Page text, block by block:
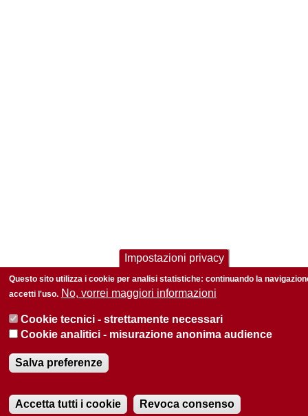
Impostazioni privacy
Questo sito utilizza i cookie per analisi statistiche: continuando la
accetti l'uso. No, vorrei maggiori informazioni
Cookie tecnici - strettamente necessari
Cookie analitici - misurazione anonima audience
Salva preferenze
Accetta tutti i cookie Revoca consenso